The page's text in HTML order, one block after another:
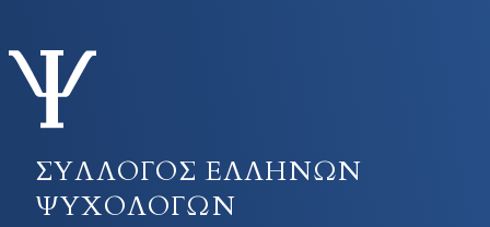
ΣΥΛΛΟΓΟΣ ΕΛΛΗΝΩΝ
ΨΥΧΟΛΟΓΩΝ